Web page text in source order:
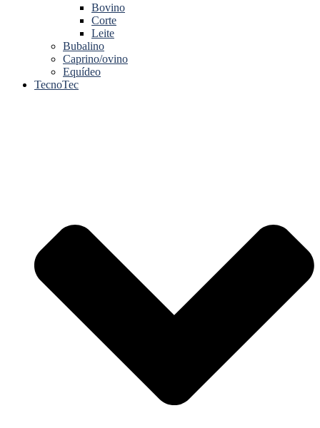
Bovino
Corte
Leite
Bubalino
Caprino/ovino
Equídeo
TecnoTec